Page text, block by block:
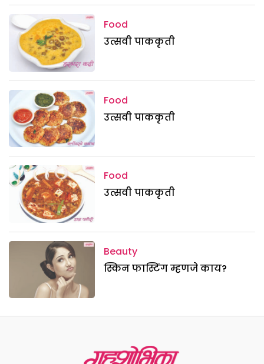
Food
उत्सवी पाककृती
Food
उत्सवी पाककृती
Food
उत्सवी पाककृती
Beauty
स्किन फास्टिंग म्हणजे काय?